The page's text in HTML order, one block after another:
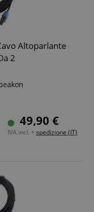
Altoparlante
2
49,90 €
IVA.incl. + spedizione (IT)